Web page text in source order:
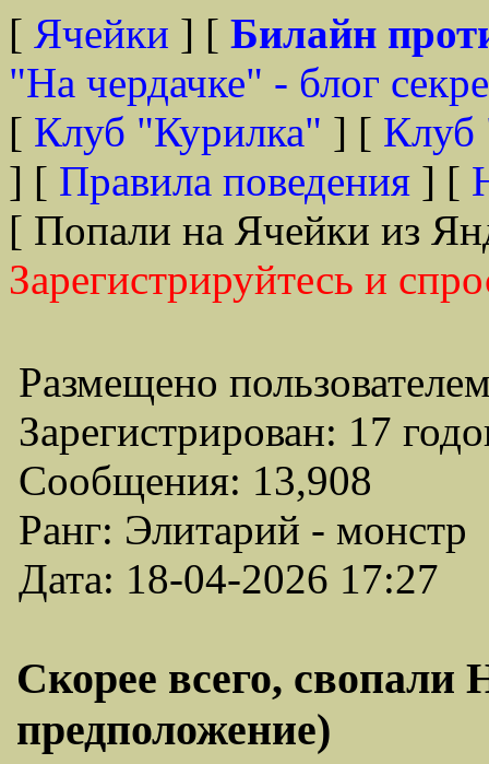
[ Ячейки ] [ Билайн
"На чердачке" - блог
[ Клуб "Курилка" ] [ Клуб
] [ Правила поведения ] [
[ Попали на Ячейки из
Зарегистрируйтесь и
Размещено
Зарегистрирован: 17
Сообщения: 13,908
Ранг: Элитарий - монстр
Дата: 18-04-2026 17:27
Скорее всего,
предположение)